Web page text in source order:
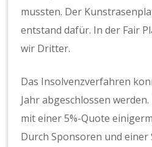
mussten. Der
entstand dafür. In der Fair
wir Dritter.
Das Insolvenzverfahren
Jahr abgeschlossen
mit einer 5%-Quote
Durch Sponsoren und einer